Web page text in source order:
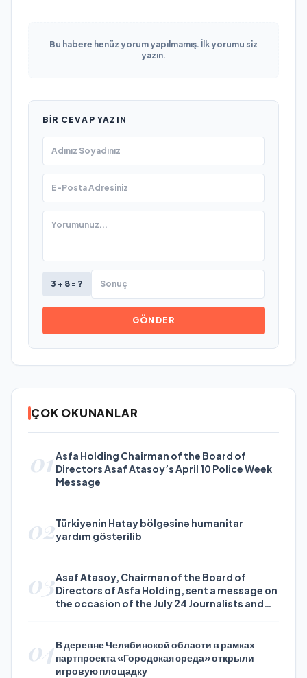
Bu habere henüz yorum yapılmamış. İlk yorumu siz
yazın.
BIR CEVAP YAZIN
3 + 8 = ?
GÖNDER
ÇOK OKUNANLAR
01Asfa Holding Chairman of the Board of
Directors Asaf Atasoy’s April 10 Police Week
Message
02Türkiyənin Hatay bölgəsinə humanitar
yardım göstərilib
03Asaf Atasoy, Chairman of the Board of
Directors of Asfa Holding, sent a message on
the occasion of the July 24 Journalists and
04В деревне Челябинской области в рамках
партпроекта «Городская среда» открыли
игровую площадку